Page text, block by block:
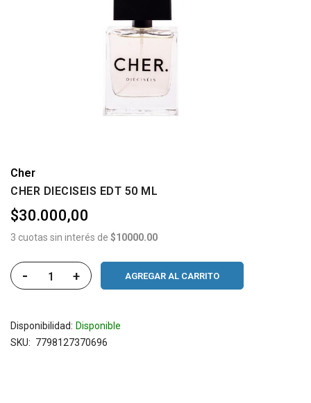
Cher
CHER DIECISEIS EDT 50 ML
$30.000,00
3 cuotas sin interés de $10000.00
- + AGREGAR AL CARRITO
Disponibilidad: Disponible
SKU
7798127370696